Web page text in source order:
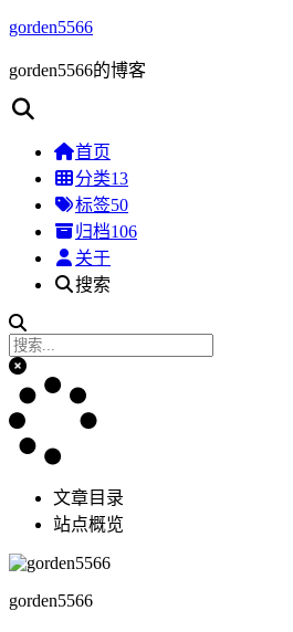
gorden5566
gorden5566的博客
首页
分类13
标签50
归档106
关于
搜索
文章目录
站点概览
gorden5566